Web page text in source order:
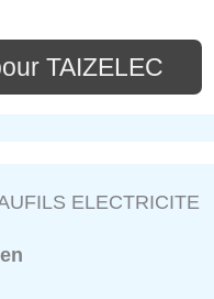
TAIZELEC
ELECTRICITE